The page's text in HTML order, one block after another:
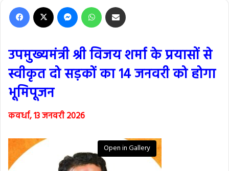
Facebook Messenger WhatsApp
उपमुख्यमंत्री श्री विजय शर्मा के प्रयासों से
स्वीकृत दो सड़कों का 14 जनवरी को होगा
भूमिपूजन
कवर्धा, 13 जनवरी 2026
Open in Gallery